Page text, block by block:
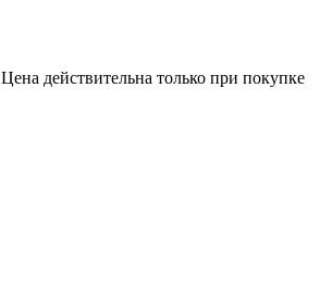
Цена действительна только при покупке